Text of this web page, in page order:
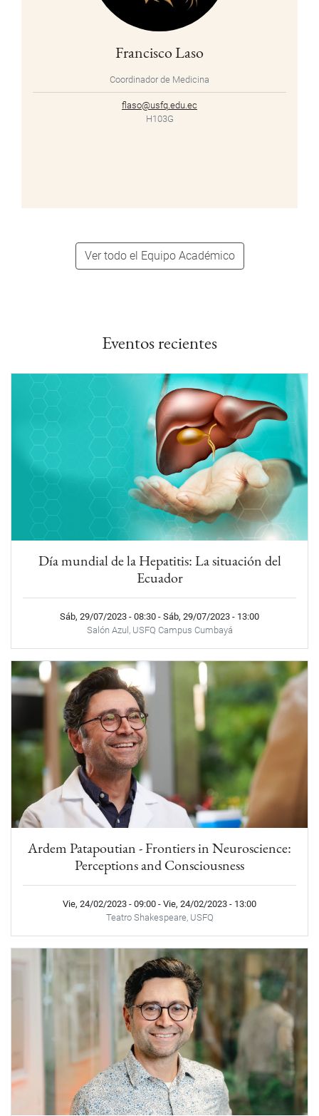
Francisco Laso
Coordinador de Medicina
flaso@usfq.edu.ec
H103G
Ver todo el Equipo Académico
Eventos recientes
Día mundial de la Hepatitis: La situación del
Ecuador
Sáb, 29/07/2023 - 08:30 - Sáb, 29/07/2023 - 13:00
Salón Azul, USFQ Campus Cumbayá
Ardem Patapoutian - Frontiers in Neuroscience:
Perceptions and Consciousness
Vie, 24/02/2023 - 09:00 - Vie, 24/02/2023 - 13:00
Teatro Shakespeare, USFQ